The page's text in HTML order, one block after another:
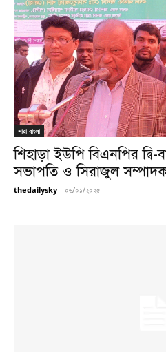
সারা বাংলা
শিহাড়া ইউপি বিএনপির দ্বি-
সভাপতি ও সিরাজুল
thedailysky - ০৬/০১/২০২৫